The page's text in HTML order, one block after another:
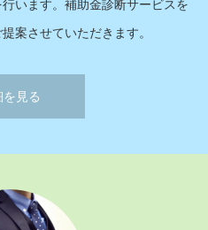
います。補助金診断サービスを
案させていただきます。
を見る